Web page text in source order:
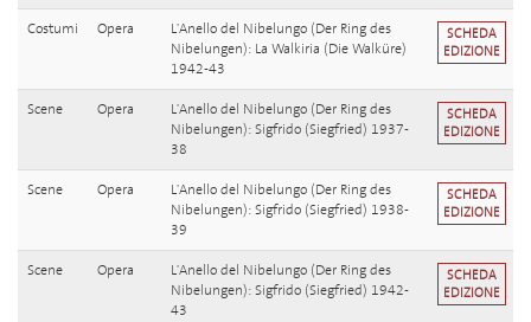
Costumi Opera
L'Anello del Nibelungo (Der Ring des
Nibelungen): La Walkiria (Die Walküre)
1942-43
SCHEDA
EDIZIONE
Scene Opera
L'Anello del Nibelungo (Der Ring des
Nibelungen): Sigfrido (Siegfried) 1937-
38
SCHEDA
EDIZIONE
Scene Opera
L'Anello del Nibelungo (Der Ring des
Nibelungen): Sigfrido (Siegfried) 1938-
39
SCHEDA
EDIZIONE
Scene Opera
L'Anello del Nibelungo (Der Ring des
Nibelungen): Sigfrido (Siegfried) 1942-
43
SCHEDA
EDIZIONE